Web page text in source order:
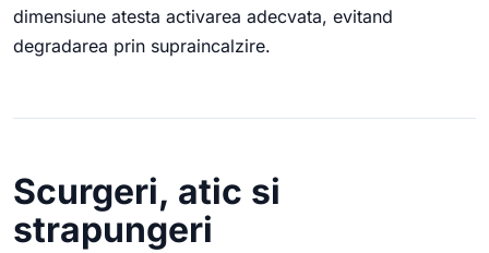
dimensiune atesta activarea adecvata, evitand
degradarea prin supraincalzire.
Scurgeri, atic si
strapungeri